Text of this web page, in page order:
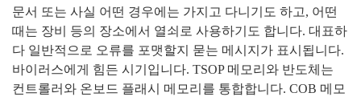
문서 또는 사실 어떤 경우에는 가지고 다니기도 하고, 어떤
때는 장비 등의 장소에서 열쇠로 사용하기도 합니다. 대표하
다 일반적으로 오류를 포맷할지 묻는 메시지가 표시됩니다.
바이러스에게 힘든 시기입니다. TSOP 메모리와 반도체는
컨트롤러와 온보드 플래시 메모리를 통합합니다. COB 메모